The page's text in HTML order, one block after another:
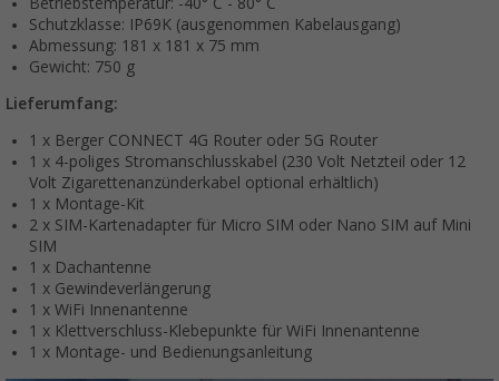
Betriebstemperatur: -40° C - 80° C
Schutzklasse: IP69K (ausgenommen Kabelausgang)
Abmessung: 181 x 181 x 75 mm
Gewicht: 750 g
Lieferumfang:
1 x Berger CONNECT 4G Router oder 5G Router
1 x 4-poliges Stromanschlusskabel (230 Volt Netzteil oder 12
Volt Zigarettenanzünderkabel optional erhältlich)
1 x Montage-Kit
2 x SIM-Kartenadapter für Micro SIM oder Nano SIM auf Mini
SIM
1 x Dachantenne
1 x Gewindeverlängerung
1 x WiFi Innenantenne
1 x Klettverschluss-Klebepunkte für WiFi Innenantenne
1 x Montage- und Bedienungsanleitung